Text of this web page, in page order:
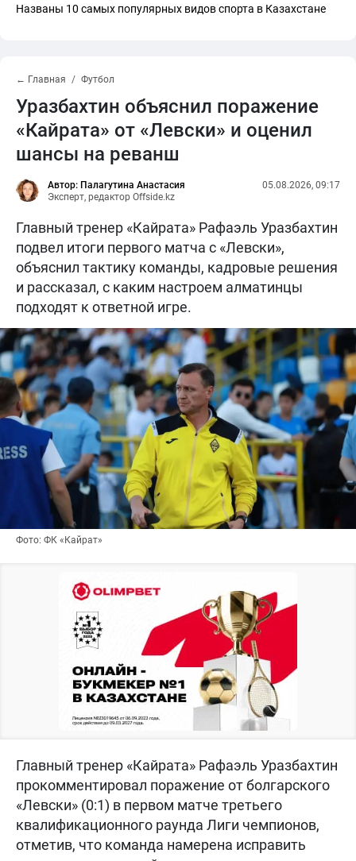
Названы 10 самых популярных видов спорта в Казахстане
← Главная Футбол
Уразбахтин объяснил поражение
«Кайрата» от «Левски» и оценил
шансы на реванш
Автор: Палагутина Анастасия
Эксперт, редактор Offside.kz
05.08.2026, 09:17
Главный тренер «Кайрата» Рафаэль Уразбахтин
подвел итоги первого матча с «Левски»,
объяснил тактику команды, кадровые решения
и рассказал, с каким настроем алматинцы
подходят к ответной игре.
Фото: ФК «Кайрат»
Главный тренер «Кайрата» Рафаэль Уразбахтин
прокомментировал поражение от болгарского
«Левски» (0:1) в первом матче третьего
квалификационного раунда Лиги чемпионов,
отметив, что команда намерена исправить